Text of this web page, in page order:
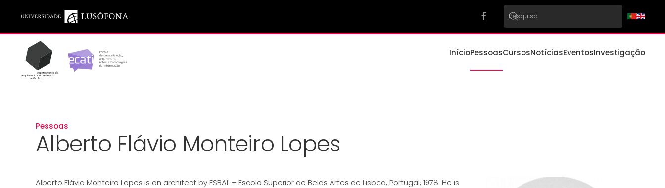
InícioPessoasCursosNotíciasEventosInvestigação
Pessoas
Alberto Flávio Monteiro Lopes
Alberto Flávio Monteiro Lopes is an architect by ESBAL – Escola Superior de Belas Artes de Lisboa, Portugal, 1978. He is